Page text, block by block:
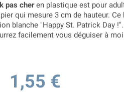
pas cheren plastique est pour
qui mesure 3 cm de hauteur.
blanche "Happy St. Patrick Day
facilement vous déguiser à
1,55 €